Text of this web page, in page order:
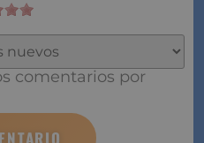
comentarios por